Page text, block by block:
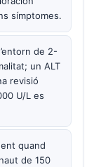
símptomes.
de 2-
un ALT
revisió
U/L es
quand
de 150